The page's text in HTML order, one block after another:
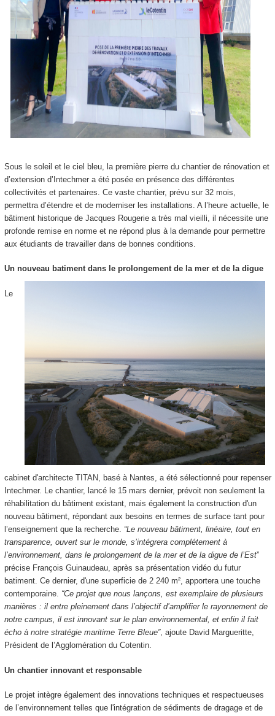
Sous le soleil et le ciel bleu, la première pierre du chantier de rénovation et
d’extension d’Intechmer a été posée en présence des différentes
collectivités et partenaires. Ce vaste chantier, prévu sur 32 mois,
permettra d’étendre et de moderniser les installations. A l’heure actuelle, le
bâtiment historique de Jacques Rougerie a très mal vieilli, il nécessite une
profonde remise en norme et ne répond plus à la demande pour permettre
aux étudiants de travailler dans de bonnes conditions.
Un nouveau batiment dans le prolongement de la mer et de la digue
Le
cabinet d'architecte TITAN, basé à Nantes, a été sélectionné pour repenser
Intechmer. Le chantier, lancé le 15 mars dernier, prévoit non seulement la
réhabilitation du bâtiment existant, mais également la construction d'un
nouveau bâtiment, répondant aux besoins en termes de surface tant pour
l’enseignement que la recherche. “Le nouveau bâtiment, linéaire, tout en
transparence, ouvert sur le monde, s’intégrera complétement à
l’environnement, dans le prolongement de la mer et de la digue de l’Est”
précise François Guinaudeau, après sa présentation vidéo du futur
batiment. Ce dernier, d'une superficie de 2 240 m², apportera une touche
contemporaine. “Ce projet que nous lançons, est exemplaire de plusieurs
manières : il entre pleinement dans l’objectif d’amplifier le rayonnement de
notre campus, il est innovant sur le plan environnemental, et enfin il fait
écho à notre stratégie maritime Terre Bleue”, ajoute David Margueritte,
Président de l’Agglomération du Cotentin.
Un chantier innovant et responsable
Le projet intègre également des innovations techniques et respectueuses
de l’environnement telles que l'intégration de sédiments de dragage et de